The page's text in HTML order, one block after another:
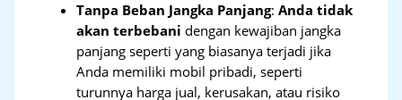
Tanpa Beban Jangka Panjang:Anda tidak
akan terbebani dengan kewajiban jangka
panjang seperti yang biasanya terjadi jika
Anda memiliki mobil pribadi, seperti
turunnya harga jual, kerusakan, atau risiko